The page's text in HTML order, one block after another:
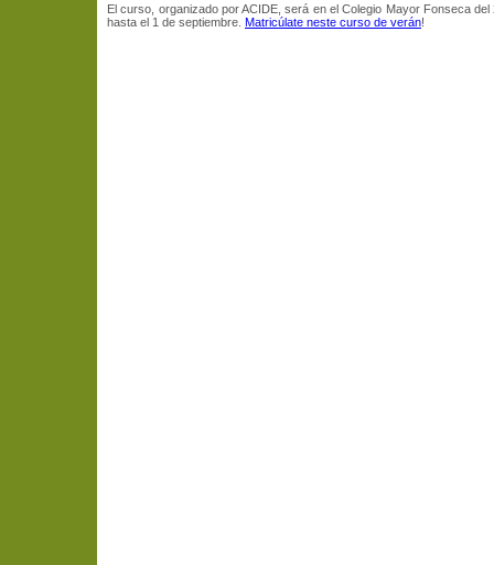
El curso, organizado por ACIDE, será en el Colegio Mayor Fonseca del
hasta el 1 de septiembre. Matricúlate neste curso de verán!